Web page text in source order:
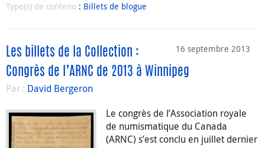
Type(s) de contenu : Billets de blogue
16 septembre 2013
Les billets de la Collection :
Congrès de l’ARNC de 2013 à Winnipeg
Par : David Bergeron
Le congrès de l’Association royale
de numismatique du Canada
(ARNC) s’est conclu en juillet dernier